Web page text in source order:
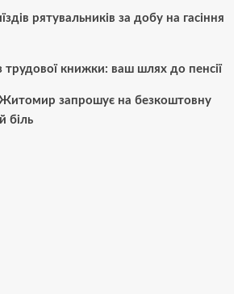
рятувальників за добу на гасіння
трудової книжки: ваш шлях до пенсії
Житомир запрошує на безкоштовну
біль